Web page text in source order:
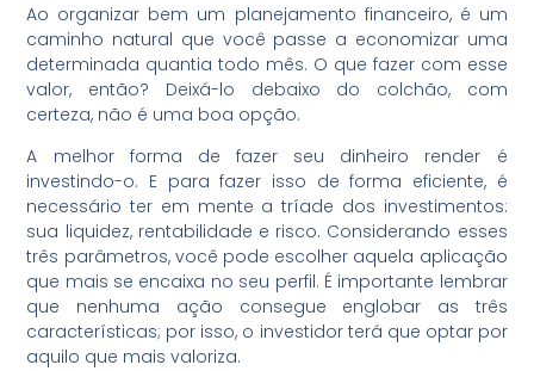
Ao organizar bem um planejamento financeiro, é um
caminho natural que você passe a economizar uma
determinada quantia todo mês. O que fazer com esse
valor, então? Deixá-lo debaixo do colchão, com
certeza, não é uma boa opção.
A melhor forma de fazer seu dinheiro render é
investindo-o. E para fazer isso de forma eficiente, é
necessário ter em mente a tríade dos investimentos:
sua liquidez, rentabilidade e risco. Considerando esses
três parâmetros, você pode escolher aquela aplicação
que mais se encaixa no seu perfil. É importante lembrar
que nenhuma ação consegue englobar as três
características; por isso, o investidor terá que optar por
aquilo que mais valoriza.